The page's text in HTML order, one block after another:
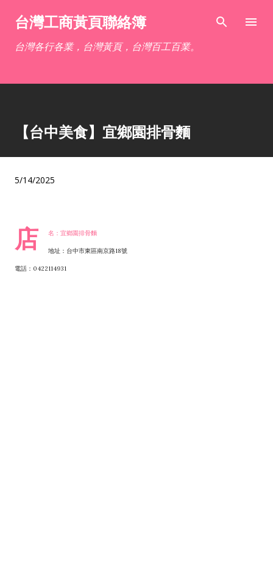
跳到主要內容
台灣工商黃頁聯絡簿
台灣各行各業，台灣黃頁，台灣百工百業。
【台中美食】宜鄉園排骨麵
5/14/2025
店 名：宜鄉園排骨麵
地址：台中市東區南京路18號
電話：0422114931